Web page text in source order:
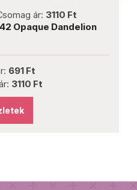
ár: 3110 Ft
Opaque Dandelion
691 Ft
3110 Ft